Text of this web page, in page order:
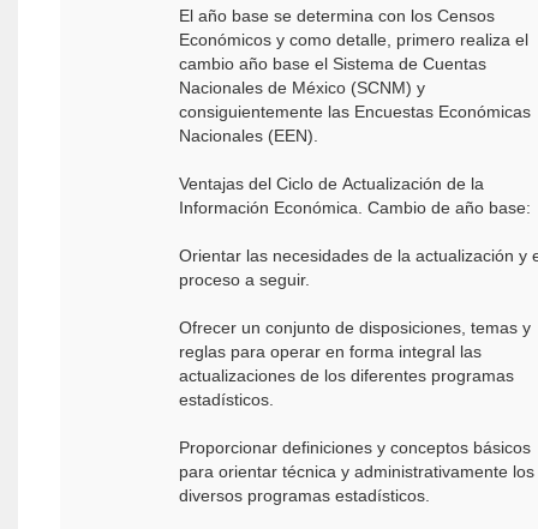
El año base se determina con los Censos
Económicos y como detalle, primero realiza el
cambio año base el Sistema de Cuentas
Nacionales de México (SCNM) y
consiguientemente las Encuestas Económicas
Nacionales (EEN).
Ventajas del Ciclo de Actualización de la
Información Económica. Cambio de año base:
Orientar las necesidades de la actualización y
proceso a seguir.
Ofrecer un conjunto de disposiciones, temas y
reglas para operar en forma integral las
actualizaciones de los diferentes programas
estadísticos.
Proporcionar definiciones y conceptos básicos
para orientar técnica y administrativamente los
diversos programas estadísticos.